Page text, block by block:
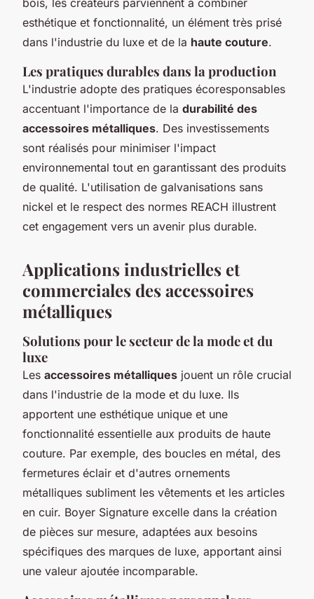
esthétique et fonctionnalité, un élément très prisé
dans l'industrie du luxe et de la haute couture.
Les pratiques durables dans la production
L'industrie adopte des pratiques écoresponsables
accentuant l'importance de la durabilité des
accessoires métalliques. Des investissements
sont réalisés pour minimiser l'impact
environnemental tout en garantissant des produits
de qualité. L'utilisation de galvanisations sans
nickel et le respect des normes REACH illustrent
cet engagement vers un avenir plus durable.
Applications industrielles et
commerciales des accessoires
métalliques
Solutions pour le secteur de la mode et du
luxe
Les accessoires métalliques jouent un rôle crucial
dans l'industrie de la mode et du luxe. Ils
apportent une esthétique unique et une
fonctionnalité essentielle aux produits de haute
couture. Par exemple, des boucles en métal, des
fermetures éclair et d'autres ornements
métalliques subliment les vêtements et les articles
en cuir. Boyer Signature excelle dans la création
de pièces sur mesure, adaptées aux besoins
spécifiques des marques de luxe, apportant ainsi
une valeur ajoutée incomparable.